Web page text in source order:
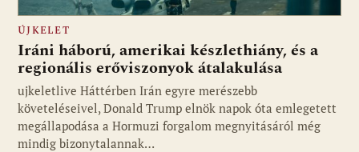
Fotó: ujkelet.live
ÚJKELET
Iráni háború, amerikai készlethiány, és a
regionális erőviszonyok átalakulása
ujkeletlive Háttérben Irán egyre merészebb
követeléseivel, Donald Trump elnök napok óta emlegetett
megállapodása a Hormuzi forgalom megnyitásáról még
mindig bizonytalannak…